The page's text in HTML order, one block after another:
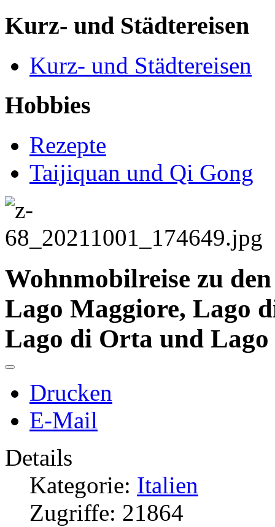
Kurz- und Städtereisen
Kurz- und Städtereisen
Hobbies
Rezepte
Taijiquan und Qi Gong
Wohnmobilreise zu
Lago Maggiore, Lago
Lago di Orta und
Drucken
E-Mail
Details
Kategorie: Italien
Zugriffe: 21864